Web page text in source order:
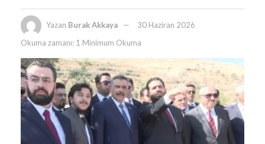
Yazan Burak Akkaya
30 Haziran 2026
Okuma zamanı: 1 Minimum Okuma